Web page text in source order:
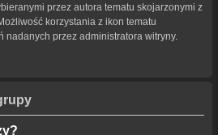
przez autora tematu skojarzonymi z
korzystania z ikon tematu
przez administratora witryny.